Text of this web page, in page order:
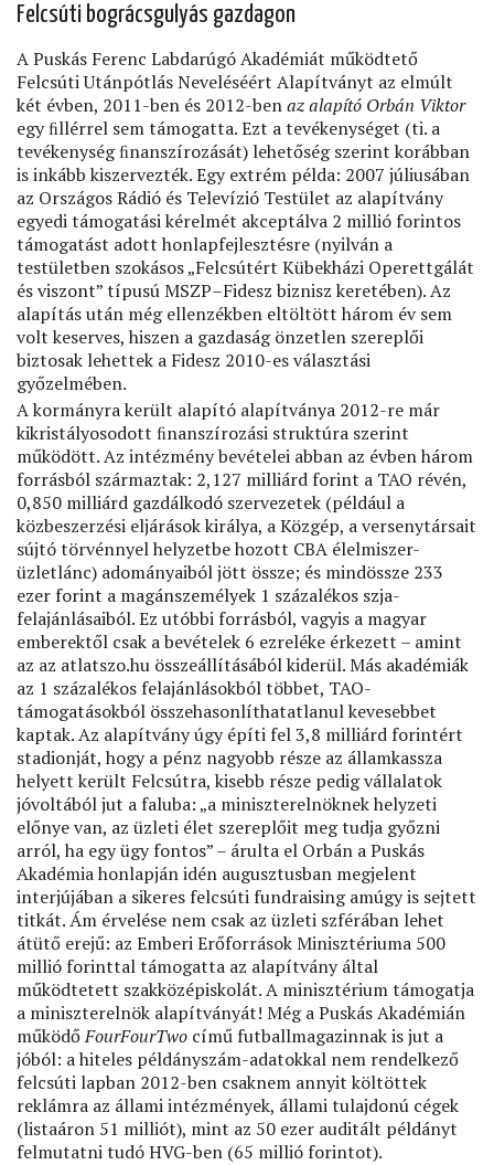
Felcsúti bográcsgulyás gazdagon
A Puskás Ferenc Labdarúgó Akadémiát működtető
Felcsúti Utánpótlás Neveléséért Alapítványt az elmúlt
két évben, 2011-ben és 2012-benaz alapító Orbán Viktor
egy ﬁllérrel sem támogatta. Ezt a tevékenységet (ti. a
tevékenység ﬁnanszírozását) lehetőség szerint korábban
is inkább kiszervezték. Egy extrém példa: 2007 júliusában
az Országos Rádió és Televízió Testület az alapítvány
egyedi támogatási kérelmét akceptálva 2 millió forintos
támogatást adott honlapfejlesztésre (nyilván a
testületben szokásos „Felcsútért Kübekházi Operettgálát
és viszont” típusú MSZP–Fidesz biznisz keretében). Az
alapítás után még ellenzékben eltöltött három év sem
volt keserves, hiszen a gazdaság önzetlen szereplői
biztosak lehettek a Fidesz 2010-es választási
győzelmében.
A kormányra került alapító alapítványa 2012-re már
kikristályosodott ﬁnanszírozási struktúra szerint
működött. Az intézmény bevételei abban az évben három
forrásból származtak: 2,127 milliárd forint a TAO révén,
0,850 milliárd gazdálkodó szervezetek (például a
közbeszerzési eljárások királya, a Közgép, a versenytársait
sújtó törvénnyel helyzetbe hozott CBA élelmiszer-
üzletlánc) adományaiból jött össze; és mindössze 233
ezer forint a magánszemélyek 1 százalékos szja-
felajánlásaiból. Ez utóbbi forrásból, vagyis a magyar
emberektől csak a bevételek 6 ezreléke érkezett – amint
az az atlatszo.hu összeállításából kiderül. Más akadémiák
az 1 százalékos felajánlásokból többet, TAO-
támogatásokból összehasonlíthatatlanul kevesebbet
kaptak. Az alapítvány úgy építi fel 3,8 milliárd forintért
stadionját, hogy a pénz nagyobb része az államkassza
helyett került Felcsútra, kisebb része pedig vállalatok
jóvoltából jut a faluba: „a miniszterelnöknek helyzeti
előnye van, az üzleti élet szereplőit meg tudja győzni
arról, ha egy ügy fontos” – árulta el Orbán a Puskás
Akadémia honlapján idén augusztusban megjelent
interjújában a sikeres felcsúti fundraising amúgy is sejtett
titkát. Ám érvelése nem csak az üzleti szférában lehet
átütő erejű: az Emberi Erőforrások Minisztériuma 500
millió forinttal támogatta az alapítvány által
működtetett szakközépiskolát. A minisztérium támogatja
a miniszterelnök alapítványát! Még a Puskás Akadémián
működőFourFourTwo című futballmagazinnak is jut a
jóból: a hiteles példányszám-adatokkal nem rendelkező
felcsúti lapban 2012-ben csaknem annyit költöttek
reklámra az állami intézmények, állami tulajdonú cégek
(listaáron 51 milliót), mint az 50 ezer auditált példányt
felmutatni tudó HVG-ben (65 millió forintot).